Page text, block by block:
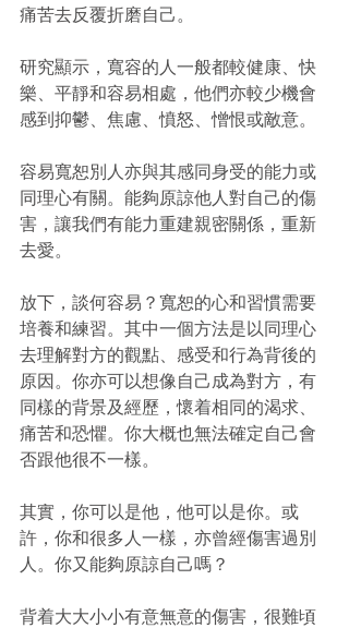
痛苦去反覆折磨自己。
研究顯示，寬容的人一般都較健康、快
樂、平靜和容易相處，他們亦較少機會
感到抑鬱、焦慮、憤怒、憎恨或敵意。
容易寬恕別人亦與其感同身受的能力或
同理心有關。能夠原諒他人對自己的傷
害，讓我們有能力重建親密關係，重新
去愛。
放下，談何容易？寬恕的心和習慣需要
培養和練習。其中一個方法是以同理心
去理解對方的觀點、感受和行為背後的
原因。你亦可以想像自己成為對方，有
同樣的背景及經歷，懷着相同的渴求、
痛苦和恐懼。你大概也無法確定自己會
否跟他很不一樣。
其實，你可以是他，他可以是你。或
許，你和很多人一樣，亦曾經傷害過別
人。你又能夠原諒自己嗎？
背着大大小小有意無意的傷害，很難頃